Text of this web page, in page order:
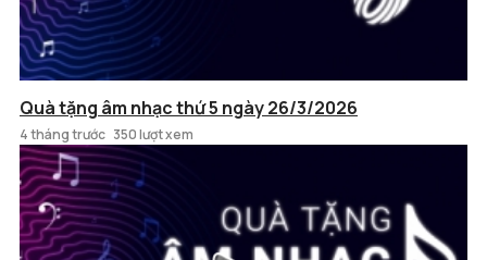
Quà tặng âm nhạc thứ 5 ngày 26/3/2026
4 tháng trước 350 lượt xem